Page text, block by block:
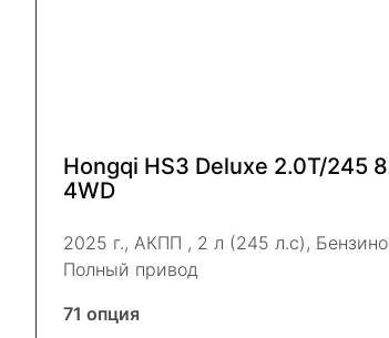
Hongqi HS3 Deluxe 2.0Т/245
4WD
2025 г., АКПП , 2 л (245 л.с),
Полный привод
71 опция